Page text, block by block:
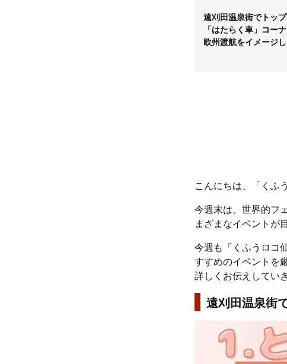
遠刈田温泉街でトッ
「はたらく車」コー
欧州渡航をイメージ
こんにちは、「くふ
今週末は、世界的フ
まざまなイベントが
今週も「くふうロコ
すすめのイベントを
詳しくお伝えしてい
遠刈田温泉街